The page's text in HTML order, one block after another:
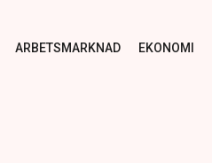
ARBETSMARKNAD EKONOMI